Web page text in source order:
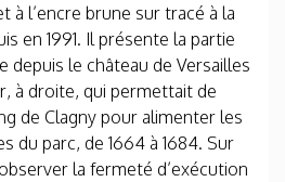
à l’encre brune sur tracé à la
en 1991. Il présente la partie
depuis le château de Versailles
à droite, qui permettait de
de Clagny pour alimenter les
du parc, de 1664 à 1684. Sur
la fermeté d’exécution